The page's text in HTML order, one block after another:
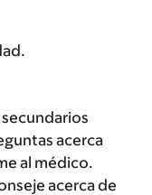
acerca
al médico.
acerca de